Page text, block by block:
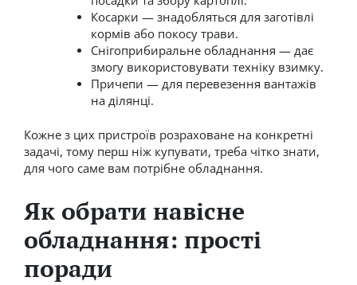
Косарки — знадобляться для заготівлі
кормів або покосу трави.
Снігоприбиральне обладнання — дає
змогу використовувати техніку взимку.
Причепи — для перевезення вантажів
на ділянці.
Кожне з цих пристроїв розраховане на конкретні
задачі, тому перш ніж купувати, треба чітко знати,
для чого саме вам потрібне обладнання.
Як обрати навісне
обладнання: прості
поради